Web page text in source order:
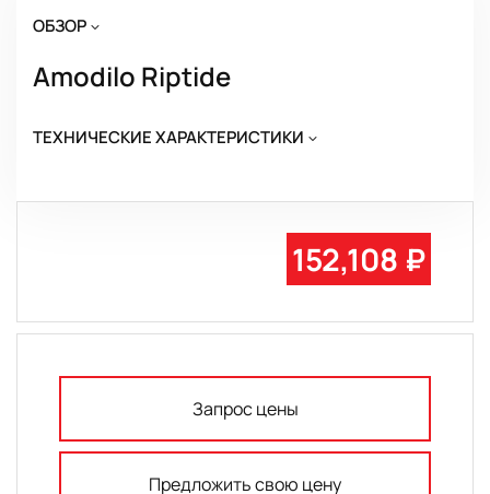
ОБЗОР
Amodilo Riptide
ТЕХНИЧЕСКИЕ ХАРАКТЕРИСТИКИ
152,108 ₽
Запрос цены
Предложить свою цену